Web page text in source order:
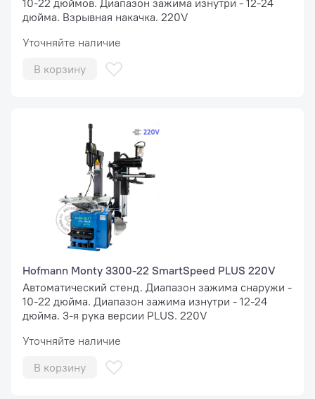
10-22 дюймов. Диапазон зажима изнутри - 12-24
дюйма. Взрывная накачка. 220V
Уточняйте наличие
В корзину
Hofmann Monty 3300-22 SmartSpeed PLUS 220V
Автоматический стенд. Диапазон зажима снаружи -
10-22 дюйма. Диапазон зажима изнутри - 12-24
дюйма. 3-я рука версии PLUS. 220V
Уточняйте наличие
В корзину